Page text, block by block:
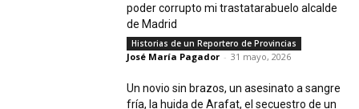
poder corrupto mi trastatarabuelo alcalde
de Madrid
Historias de un Reportero de Provincias
José María Pagador - 31 mayo, 2026
Un novio sin brazos, un asesinato a sangre
fría, la huida de Arafat, el secuestro de un